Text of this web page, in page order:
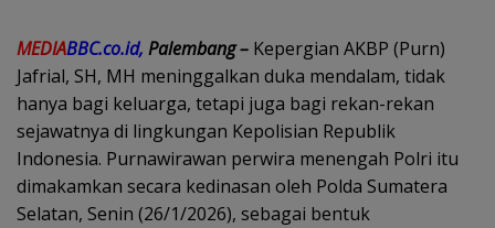
MEDIABBC.co.id, Palembang – Kepergian AKBP (Purn)
Jafrial, SH, MH meninggalkan duka mendalam, tidak
hanya bagi keluarga, tetapi juga bagi rekan-rekan
sejawatnya di lingkungan Kepolisian Republik
Indonesia. Purnawirawan perwira menengah Polri itu
dimakamkan secara kedinasan oleh Polda Sumatera
Selatan, Senin (26/1/2026), sebagai bentuk